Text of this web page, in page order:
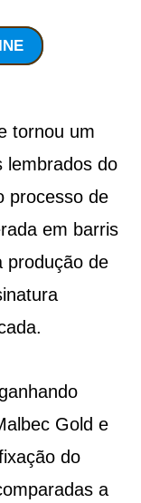
tornou um
lembrados do
processo de
em barris
produção de
Gold e
do
a